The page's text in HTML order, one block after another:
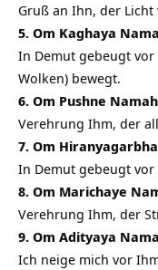
Gruß an Ihn, der
5. Om Kaghaya
In Demut gebeugt
Wolken) bewegt.
6. Om Pushne
Verehrung Ihm, der
7. Om
In Demut gebeugt
8. Om Marichaye
Verehrung Ihm, der
9. Om Adityaya
Ich neige mich vor